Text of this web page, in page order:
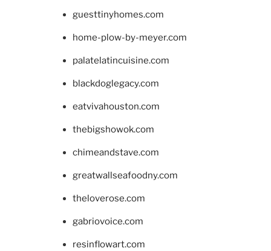
guesttinyhomes.com
home-plow-by-meyer.com
palatelatincuisine.com
blackdoglegacy.com
eatvivahouston.com
thebigshowok.com
chimeandstave.com
greatwallseafoodny.com
theloverose.com
gabriovoice.com
resinflowart.com